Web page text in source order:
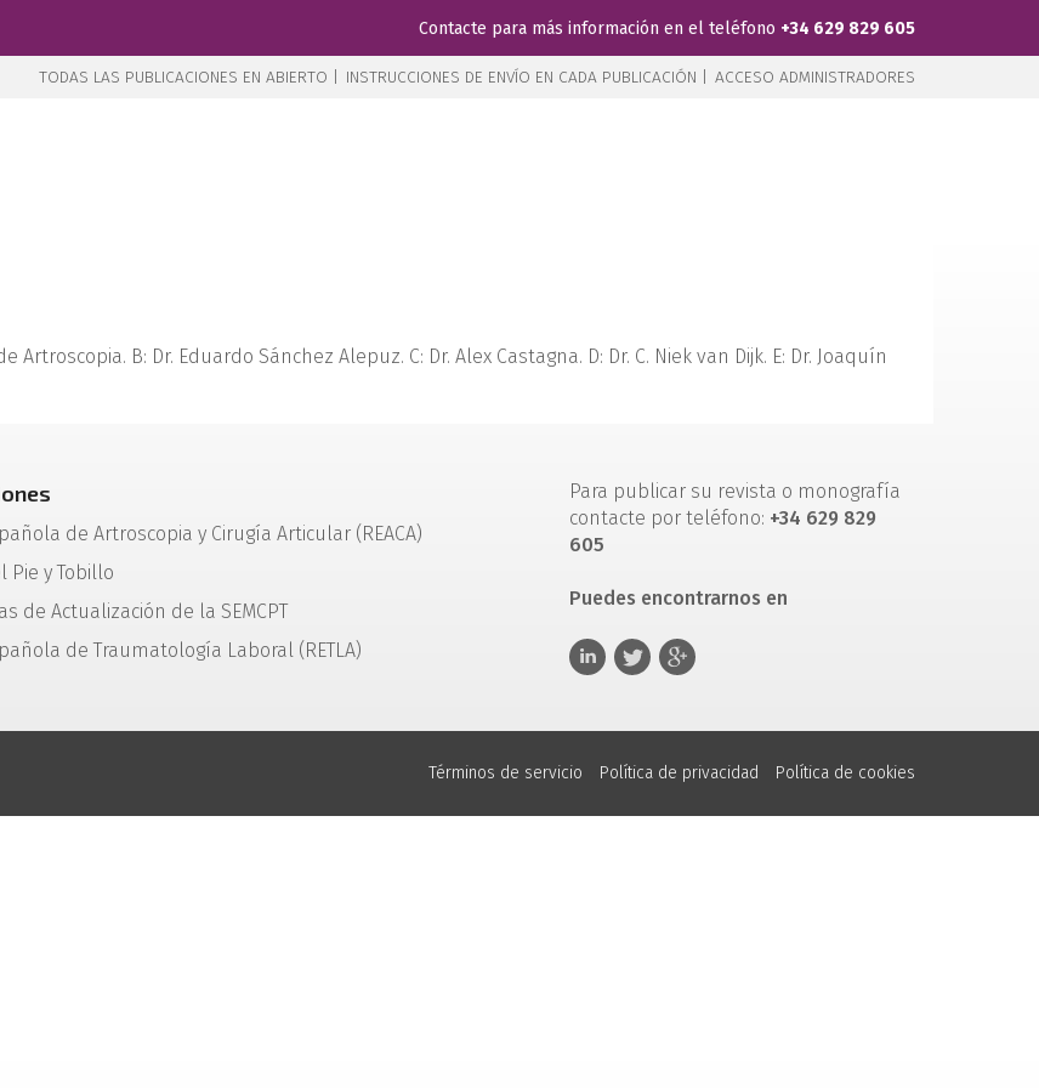
Contacte para más información en el teléfono +34 629 829 605
TODAS LAS PUBLICACIONES EN ABIERTO | INSTRUCCIONES DE ENVÍO EN CADA PUBLICACIÓN | ACCESO ADMINISTRADORES
Artroscopia. B: Dr. Eduardo Sánchez Alepuz. C: Dr. Alex Castagna. D: Dr. C. Niek van Dijk. E: Dr. Joaquín
de Artroscopia y Cirugía Articular (REACA)
Pie y Tobillo
de Actualización de la SEMCPT
de Traumatología Laboral (RETLA)
Para publicar su revista o monografía
contacte por teléfono: +34 629 829
605
Puedes encontrarnos en
Términos de servicio Política de privacidad Política de cookies